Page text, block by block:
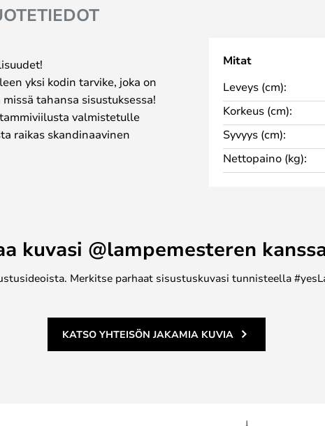
yksi kodin tarvike, joka on
tahansa sisustuksessa!
valmistetulle
raikas skandinaavinen
ja mukavuutta.
Mitat
Leveys (cm):
Korkeus (cm):
Syvyys (cm):
Nettopaino (kg):
kuvasi @lampemesteren
Merkitse parhaat sisustuskuvasi tunnisteella
KATSO YHTEISÖN JAKAMIA KUVIA